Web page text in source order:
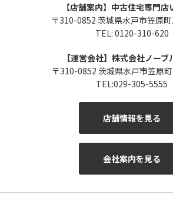
【店舗案内】中古住宅専門店
〒310-0852 茨城県水戸市笠原
TEL: 0120-310-620
【運営会社】株式会社ノーブ
〒310-0852 茨城県水戸市笠原
TEL:029-305-5555
店舗情報を見る
会社案内を見る